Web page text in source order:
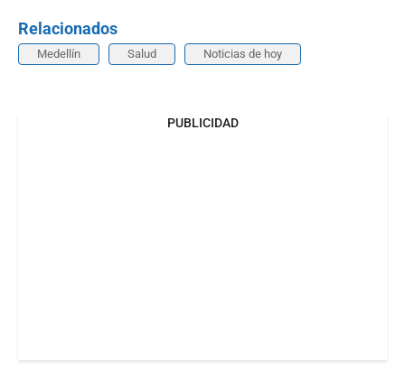
Relacionados
Medellín Salud Noticias de hoy
PUBLICIDAD